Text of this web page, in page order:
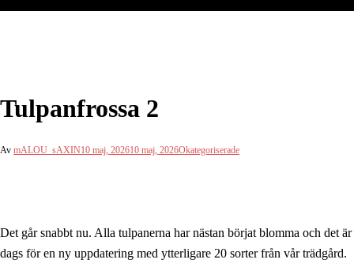
Tulpanfrossa 2
Av mALOU_sAXIN10 maj, 202610 maj, 2026Okategoriserade
Det går snabbt nu. Alla tulpanerna har nästan börjat blomma och det är
dags för en ny uppdatering med ytterligare 20 sorter från vår trädgård.